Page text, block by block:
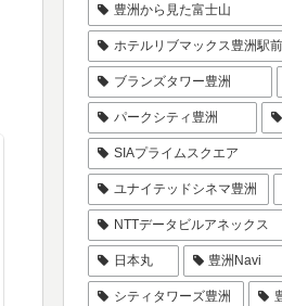
豊洲から見た富士山
ホテルリブマックス豊洲駅前
ブランズタワー豊洲
パークシティ豊洲
SIAプライムスクエア
ユナイテッドシネマ豊洲
NTTデータビルアネックス
日本丸 豊洲Navi
シティタワーズ豊洲